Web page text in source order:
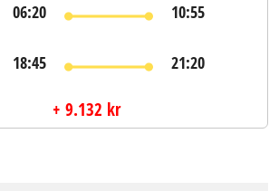
06:20 10:55
18:45 21:20
+ 9.132 kr